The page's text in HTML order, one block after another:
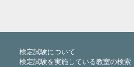
検定試験について
検定試験を実施している教室の検索